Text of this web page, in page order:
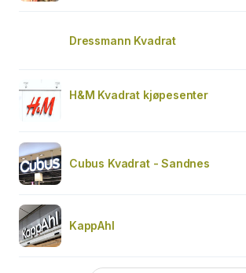
Dressmann Kvadrat
H&M Kvadrat kjøpesenter
Cubus Kvadrat - Sandnes
KappAhl